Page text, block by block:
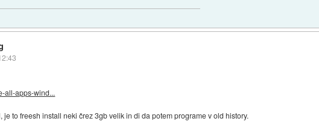
all-apps-wind...
je to freesh install neki črez 3gb velik in di da potem programe v old history.